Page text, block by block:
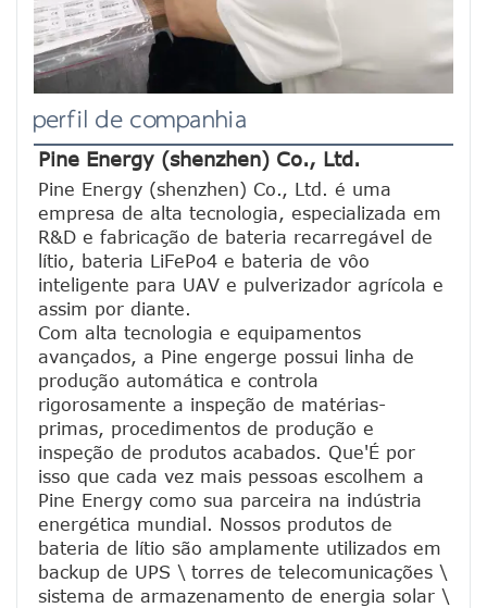
perfil de companhia
Pine Energy (shenzhen) Co., Ltd.
Pine Energy (shenzhen) Co., Ltd. é uma
empresa de alta tecnologia, especializada em
R&D e fabricação de bateria recarregável de
lítio, bateria LiFePo4 e bateria de vôo
inteligente para UAV e pulverizador agrícola e
assim por diante.
Com alta tecnologia e equipamentos
avançados, a Pine engerge possui linha de
produção automática e controla
rigorosamente a inspeção de matérias-
primas, procedimentos de produção e
inspeção de produtos acabados. Que'É por
isso que cada vez mais pessoas escolhem a
Pine Energy como sua parceira na indústria
energética mundial. Nossos produtos de
bateria de lítio são amplamente utilizados em
backup de UPS \ torres de telecomunicações \
sistema de armazenamento de energia solar \